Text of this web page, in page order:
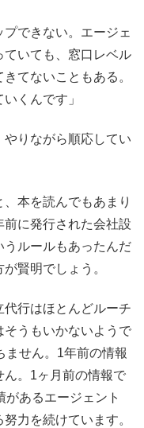
プできない。エージェ
ていても、窓口レベル
てないこともある。
くんです」
りながら順応してい
本を読んでもあまり
に発行された会社設
ルールもあったんだ
賢明でしょう。
代行はほとんどルーチ
そうもいかないようで
ません。1年前の情報
ん。1ヶ月前の情報で
あるエージェント
力を続けています。